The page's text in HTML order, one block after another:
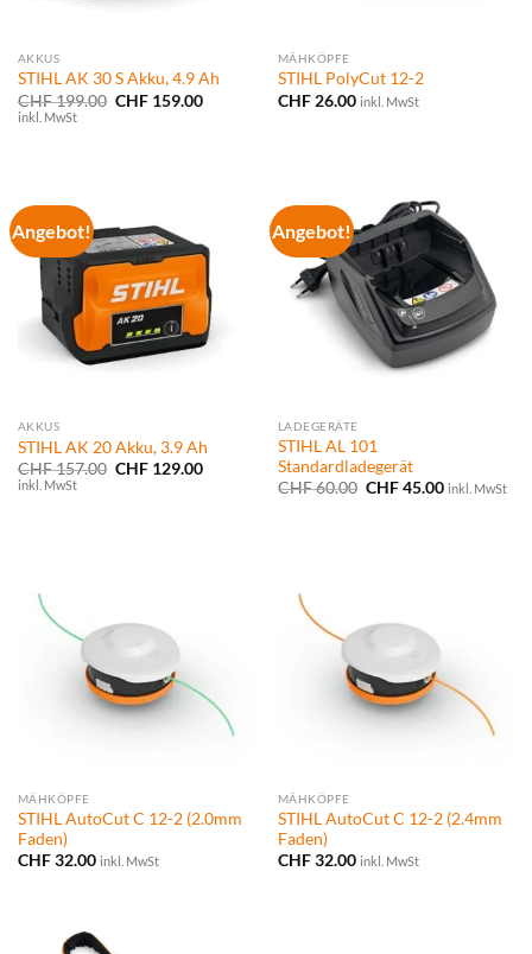
AKKUS
STIHL AK 30 S Akku, 4.9 Ah
CHF199.00 Ursprünglicher
CHF159.00Aktueller
inkl. MwSt
MÄHKÖPFE
STIHL PolyCut 12-2
CHF26.00 inkl. MwSt
Angebot!
AKKUS
STIHL AK 20 Akku, 3.9 Ah
CHF157.00 Ursprünglicher
CHF129.00Aktueller
inkl. MwSt
Angebot!
LADEGERÄTE
STIHL AL 101
Standardladegerät
CHF60.00 Ursprünglicher
CHF45.00Aktueller
inkl. MwSt
MÄHKÖPFE
STIHL AutoCut C 12-2 (2.0mm
Faden)
CHF32.00 inkl. MwSt
MÄHKÖPFE
STIHL AutoCut C 12-2 (2.4mm
Faden)
CHF32.00 inkl. MwSt